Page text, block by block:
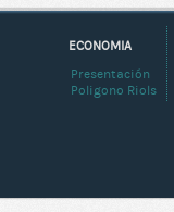
ECONOMIA
Presentación
Poligono Riols